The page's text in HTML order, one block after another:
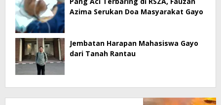
Azima Serukan Doa Masyarakat Gayo
Jembatan Harapan Mahasiswa Gayo
dari Tanah Rantau